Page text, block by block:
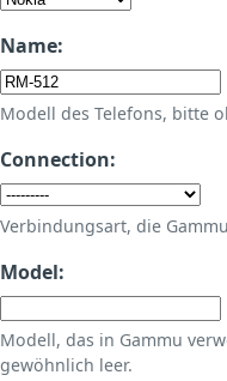
Name:
Modell des Telefons, bitte
Connection:
Verbindungsart, die
Model:
Modell, das in Gammu
gewöhnlich leer.